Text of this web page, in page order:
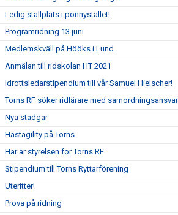
Ledig stallplats i ponnystallet!
Programridning 13 juni
Medlemskväll på Hööks i Lund
Anmälan till ridskolan HT 2021
Idrottsledarstipendium till vår Samuel Hielscher!
Torns RF söker ridlärare med samordningsansvar
Nya stadgar
Hästagility på Torns
Här är styrelsen för Torns RF
Stipendium till Torns Ryttarförening
Uteritter!
Prova på ridning